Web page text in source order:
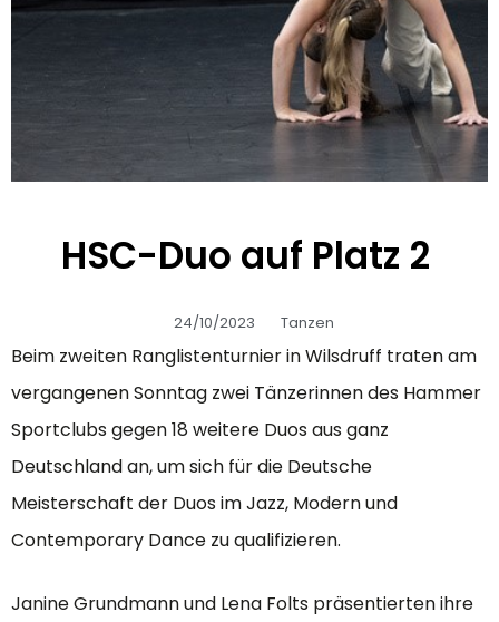
HSC-Duo auf Platz 2
24/10/2023 Tanzen
Beim zweiten Ranglistenturnier in Wilsdruff traten am
vergangenen Sonntag zwei Tänzerinnen des Hammer
Sportclubs gegen 18 weitere Duos aus ganz
Deutschland an, um sich für die Deutsche
Meisterschaft der Duos im Jazz, Modern und
Contemporary Dance zu qualifizieren.
Janine Grundmann und Lena Folts präsentierten ihre